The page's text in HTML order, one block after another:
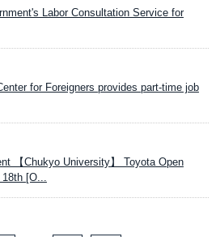
Labor Consultation Service for
for Foreigners provides part-time job
【Chukyo University】 Toyota Open
[O...